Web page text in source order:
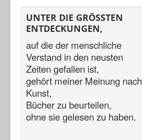
UNTER DIE GRÖSSTEN
ENTDECKUNGEN,
auf die der menschliche
Verstand in den neusten
Zeiten gefallen ist,
gehört meiner Meinung nach
Kunst,
Bücher zu beurteilen,
ohne sie gelesen zu haben.